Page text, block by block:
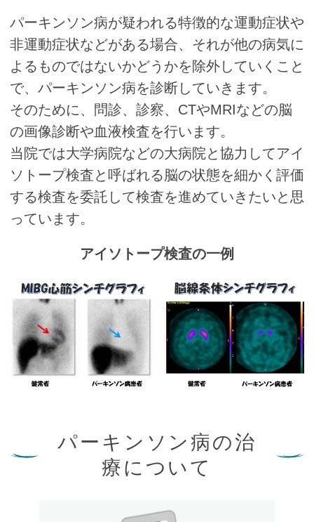
パーキンソン病が疑われる特徴的な運動症状や
非運動症状などがある場合、それが他の病気に
よるものではないかどうかを除外していくこと
で、パーキンソン病を診断していきます。
そのために、問診、診察、CTやMRIなどの脳
の画像診断や血液検査を行います。
当院では大学病院などの大病院と協力してアイ
ソトープ検査と呼ばれる脳の状態を細かく評価
する検査を委託して検査を進めていきたいと思
っています。
アイソトープ検査の一例
パーキンソン病の治
療について